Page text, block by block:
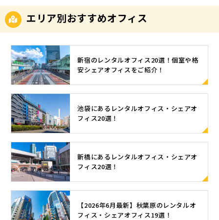
エリア別おすすめオフィス
新宿のレンタルオフィス20選！個室や格
安シェアオフィスをご紹介！
池袋にあるレンタルオフィス・シェアオ
フィス20選！
新橋にあるレンタルオフィス・シェアオ
フィス20選！
【2026年6月最新】秋葉原のレンタルオ
フィス・シェアオフィス19選！